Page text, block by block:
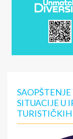
SITUACIJE U